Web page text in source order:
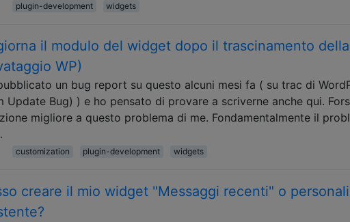
plugin-development widgets
il modulo del widget dopo il trascinamento
WP)
un bug report su questo alcuni mesi fa ( su trac di
Update Bug) ) e ho pensato di provare a scriverne anche qui.
migliore a questo problema di me. Fondamentalmente il
customization plugin-development widgets
creare il mio widget "Messaggi recenti" o